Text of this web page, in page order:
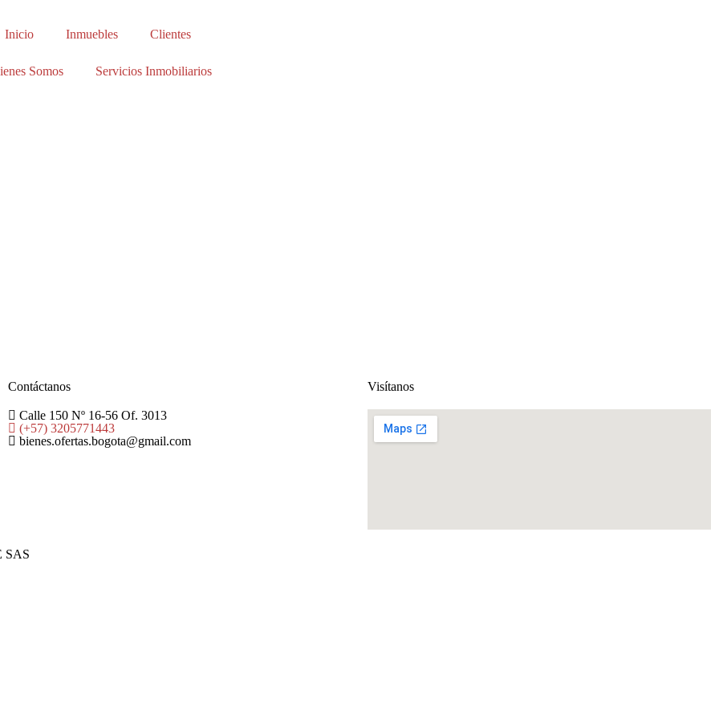
Inicio Inmuebles Clientes
Somos Servicios Inmobiliarios
Contáctanos
Calle 150 Nº 16-56 Of. 3013
(+57) 3205771443
bienes.ofertas.bogota@gmail.com
Visítanos
SAS